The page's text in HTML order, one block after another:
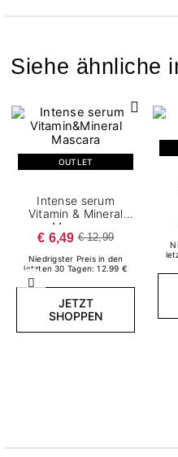
Siehe ähnliche
Zurück
OUTLET
Intense serum
Vitamin & Mineral
Mascara
€ 6,49 € 12,99
Niedrigster Preis in den
letzten 30 Tagen: 12.99 €
JETZT
SHOPPEN